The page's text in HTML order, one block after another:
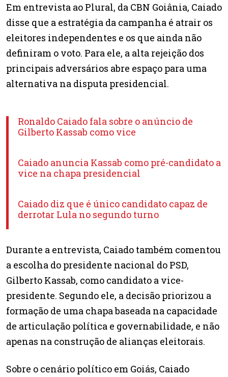
Em entrevista ao Plural, da CBN Goiânia, Caiado
disse que a estratégia da campanha é atrair os
eleitores independentes e os que ainda não
definiram o voto. Para ele, a alta rejeição dos
principais adversários abre espaço para uma
alternativa na disputa presidencial.
Ronaldo Caiado fala sobre o anúncio de
Gilberto Kassab como vice
Caiado anuncia Kassab como pré-candidato a
vice na chapa presidencial
Caiado diz que é único candidato capaz de
derrotar Lula no segundo turno
Durante a entrevista, Caiado também comentou
a escolha do presidente nacional do PSD,
Gilberto Kassab, como candidato a vice-
presidente. Segundo ele, a decisão priorizou a
formação de uma chapa baseada na capacidade
de articulação política e governabilidade, e não
apenas na construção de alianças eleitorais.
Sobre o cenário político em Goiás, Caiado